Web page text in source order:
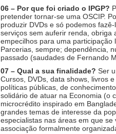
06 – Por que foi criado o IPGP?
pretender tornar-se uma OSCIP.
produzir DVDs e só podemos
serviços sem auferir renda, obriga
empecilhos para uma participação
Parcerias, sempre; dependência,
passado (saudades de Fernando
07 – Qual a sua finalidade? Ser
Cursos, DVDs, data shows, livros
políticas públicas, de
solidário de atuar na Economia (o
microcrédito inspirado em
grandes temas de interesse da
especialistas nas áreas em que
associação formalmente